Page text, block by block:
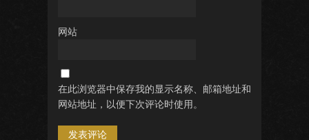
网站
在此浏览器中保存我的显示名称、邮箱地址和
网站地址，以便下次评论时使用。